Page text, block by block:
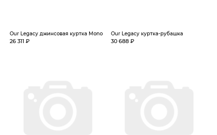
Our Legacy джинсовая куртка Mono
26 311 ₽
Our Legacy куртка-рубашка
30 688 ₽